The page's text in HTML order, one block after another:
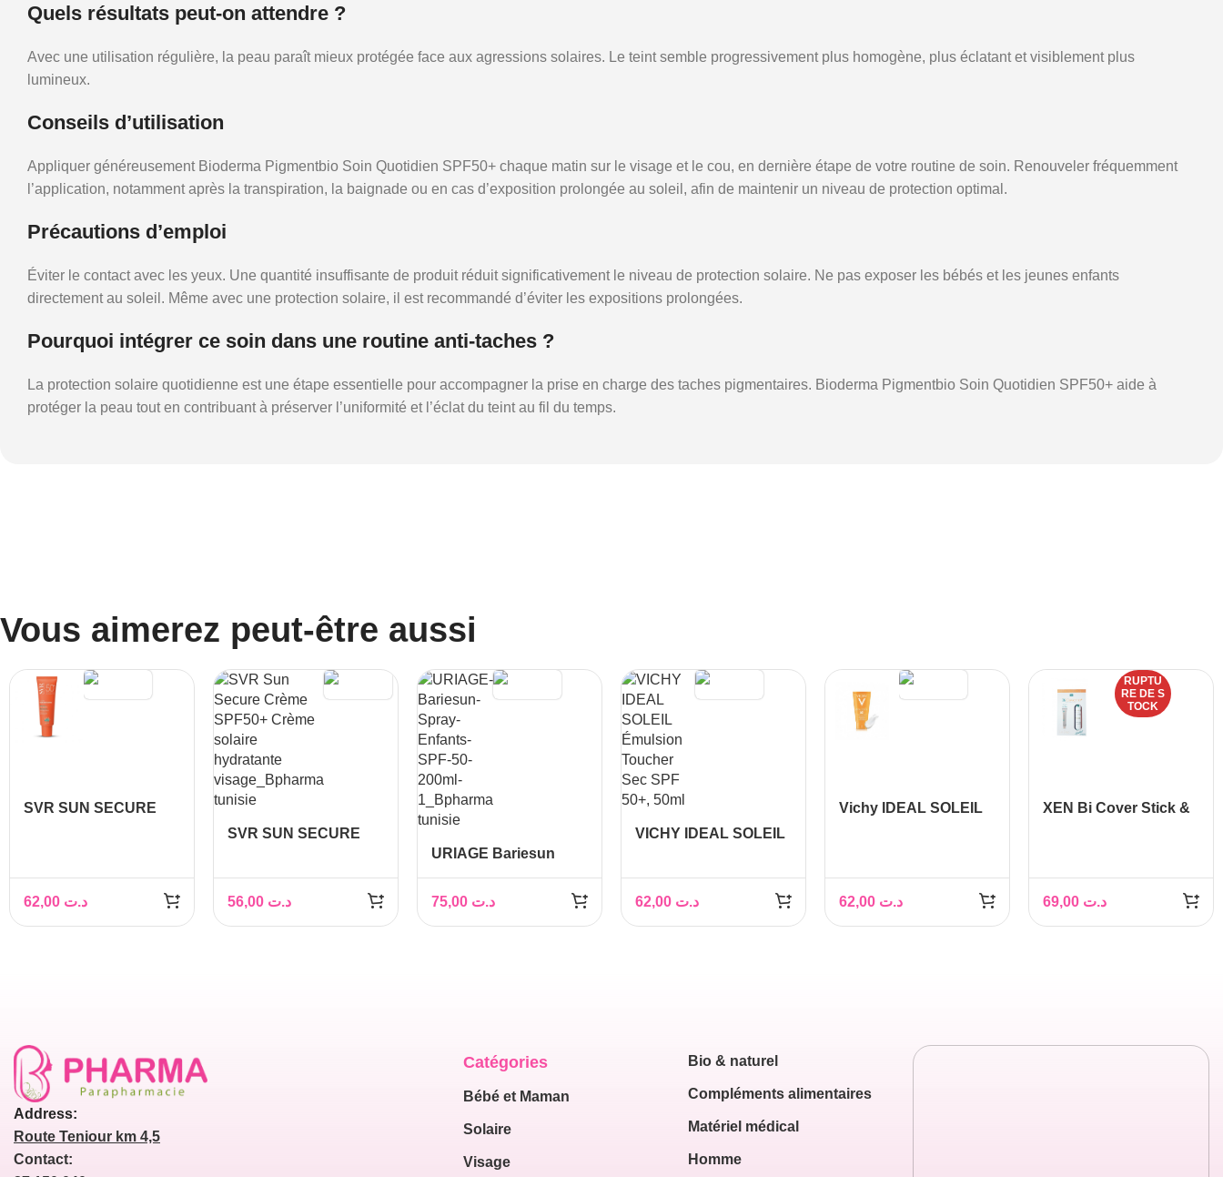
Quels résultats peut-on attendre ?
Avec une utilisation régulière, la peau paraît mieux protégée face aux agressions solaires. Le teint semble progressivement plus homogène, plus éclatant et visiblement plus
lumineux.
Conseils d’utilisation
Appliquer généreusement Bioderma Pigmentbio Soin Quotidien SPF50+ chaque matin sur le visage et le cou, en dernière étape de votre routine de soin. Renouveler fréquemment
l’application, notamment après la transpiration, la baignade ou en cas d’exposition prolongée au soleil, afin de maintenir un niveau de protection optimal.
Précautions d’emploi
Éviter le contact avec les yeux. Une quantité insuffisante de produit réduit significativement le niveau de protection solaire. Ne pas exposer les bébés et les jeunes enfants
directement au soleil. Même avec une protection solaire, il est recommandé d’éviter les expositions prolongées.
Pourquoi intégrer ce soin dans une routine anti-taches ?
La protection solaire quotidienne est une étape essentielle pour accompagner la prise en charge des taches pigmentaires. Bioderma Pigmentbio Soin Quotidien SPF50+ aide à
protéger la peau tout en contribuant à préserver l’uniformité et l’éclat du teint au fil du temps.
Vous aimerez peut-être aussi
SVR SUN SECURE
د.ت
SVR SUN SECURE
د.ت
URIAGE Bariesun
50+, 200ml
د.ت
VICHY IDEAL SOLEIL
د.ت
Vichy IDEAL SOLEIL
د.ت
RUPTU
RE DE S
TOCK
XEN Bi Cover Stick &
د.ت
Address:
Route Teniour km 4,5
Contact:
Catégories
Bébé et Maman
Solaire
Visage
Bio & naturel
Compléments alimentaires
Matériel médical
Homme